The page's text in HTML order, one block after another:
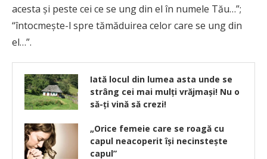
acesta şi peste cei ce se ung din el în numele Tău…”;
“întocmeşte-l spre tămăduirea celor care se ung din
el…”.
Iată locul din lumea asta unde se
strâng cei mai mulți vrăjmași! Nu o
să-ți vină să crezi!
„Orice femeie care se roagă cu
capul neacoperit îşi necinsteşte
capul”